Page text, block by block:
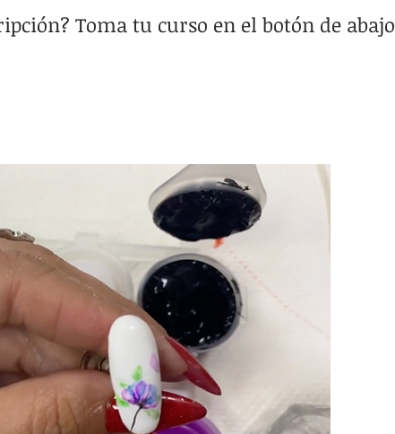
Toma tu curso en el botón de abajo